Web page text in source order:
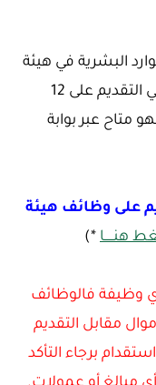
البشرية في هيئة
الزكاة والضريبة والجمارك للراغبين في التقديم على 12
عبر بوابة
على وظائف هيئة
هنـــــا *)
وظيفة فالوظائف
مقابل التقديم
برجاء التأكد